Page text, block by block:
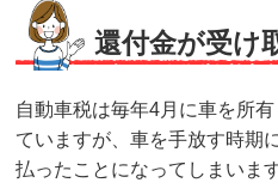
還付金が受け
自動車税は毎年4月に車を所
ていますが、車を手放す時期
払ったことになってしまいます